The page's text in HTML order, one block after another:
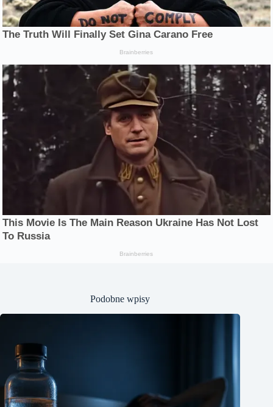
Podobne wpisy